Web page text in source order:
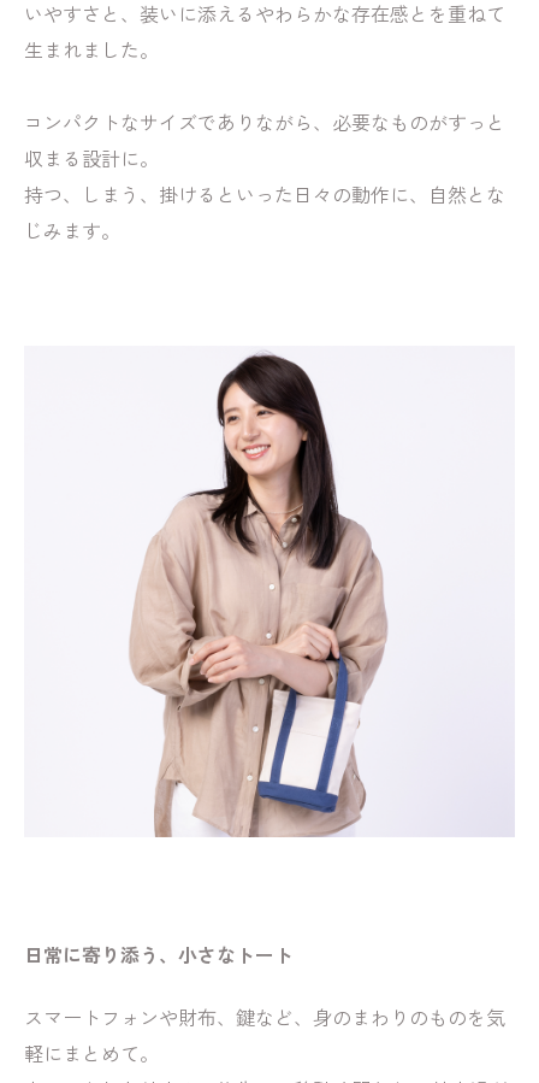
いやすさと、装いに添えるやわらかな存在感とを重ねて
生まれました。
コンパクトなサイズでありながら、必要なものがすっと
収まる設計に。
持つ、しまう、掛けるといった日々の動作に、自然とな
じみます。
日常に寄り添う、小さなトート
スマートフォンや財布、鍵など、身のまわりのものを気
軽にまとめて。